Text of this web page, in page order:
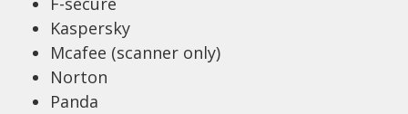
Kaspersky
Mcafee (scanner only)
Norton
Panda